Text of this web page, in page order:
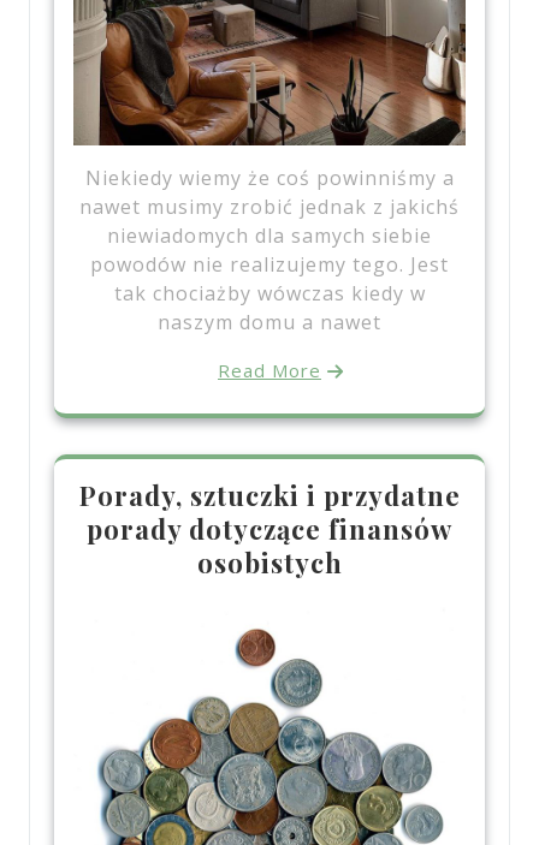
Niekiedy wiemy że coś powinniśmy a
nawet musimy zrobić jednak z jakichś
niewiadomych dla samych siebie
powodów nie realizujemy tego. Jest
tak chociażby wówczas kiedy w
naszym domu a nawet
Read More
Porady, sztuczki i przydatne
porady dotyczące finansów
osobistych